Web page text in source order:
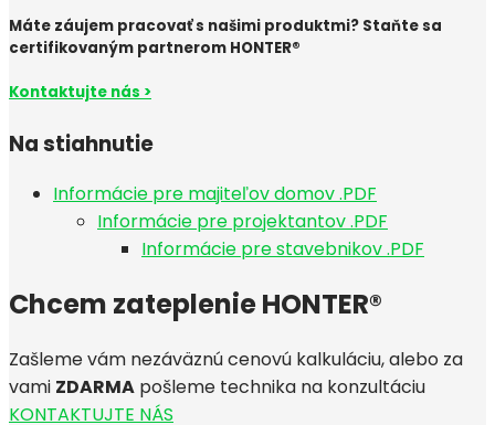
Máte záujem pracovať s našimi produktmi? Staňte sa
certifikovaným partnerom HONTER®
Kontaktujte nás >
Na stiahnutie
Informácie pre majiteľov domov .PDF
Informácie pre projektantov .PDF
Informácie pre stavebnikov .PDF
Chcem zateplenie HONTER®
Zašleme vám nezáväznú cenovú kalkuláciu, alebo za
vami ZDARMA pošleme technika na konzultáciu
KONTAKTUJTE NÁS